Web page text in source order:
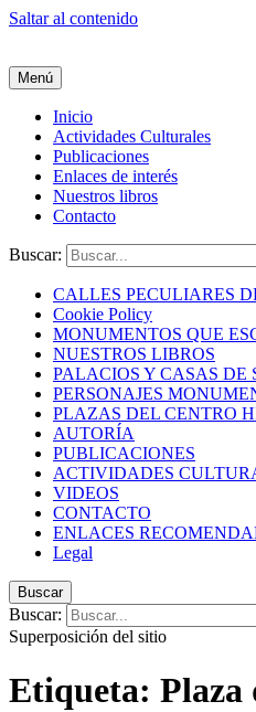
Saltar al contenido
Menú
Inicio
Actividades Culturales
Publicaciones
Enlaces de interés
Nuestros libros
Contacto
Buscar:
CALLES PECULIARES
Cookie Policy
MONUMENTOS QUE
NUESTROS LIBROS
PALACIOS Y CASAS DE
PERSONAJES
PLAZAS DEL CENTRO
AUTORÍA
PUBLICACIONES
ACTIVIDADES
VIDEOS
CONTACTO
ENLACES
Legal
Buscar
Buscar:
Superposición del sitio
Etiqueta: Plaza